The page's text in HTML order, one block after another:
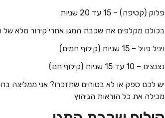
פלוק (קטיפה) – 15 עד 20 שניות
בכולם מקלפים את שכבת המגן אחרי קירור מלא של
ויניל פויל – 15 שניות (קילוף חמים)
נצנצים – 10 עד 15 שניות (קילוף חם)
יש לכם ספק או לא בטוחים שתזכרו? אני ממליצה
מכילה את כל הוראות הגיהוץ